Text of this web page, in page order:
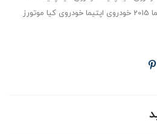
خودروی اپتیما خودروی کیا موتورز